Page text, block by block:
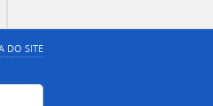
DO SITE